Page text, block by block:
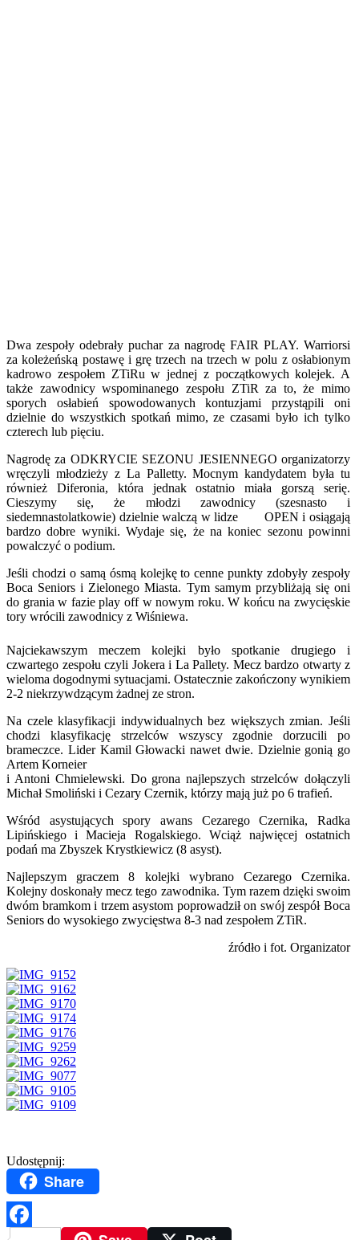
Dwa zespoły odebrały puchar za nagrodę FAIR PLAY. Warriorsi
za koleżeńską postawę i grę trzech na trzech w polu z osłabionym
kadrowo zespołem ZTiRu w jednej z początkowych kolejek. A
także zawodnicy wspominanego zespołu ZTiR za to, że mimo
sporych osłabień spowodowanych kontuzjami przystąpili oni
dzielnie do wszystkich spotkań mimo, ze czasami było ich tylko
czterech lub pięciu.
Nagrodę za ODKRYCIE SEZONU JESIENNEGO organizatorzy
wręczyli młodzieży z La Palletty. Mocnym kandydatem była tu
również Diferonia, która jednak ostatnio miała gorszą serię.
Cieszymy się, że młodzi zawodnicy (szesnasto i
siedemnastolatkowie) dzielnie walczą w lidze OPEN i osiągają
bardzo dobre wyniki. Wydaje się, że na koniec sezonu powinni
powalczyć o podium.
Jeśli chodzi o samą ósmą kolejkę to cenne punkty zdobyły zespoły
Boca Seniors i Zielonego Miasta. Tym samym przybliżają się oni
do grania w fazie play off w nowym roku. W końcu na zwycięskie
tory wrócili zawodnicy z Wiśniewa.
Najciekawszym meczem kolejki było spotkanie drugiego i
czwartego zespołu czyli Jokera i La Pallety. Mecz bardzo otwarty z
wieloma dogodnymi sytuacjami. Ostatecznie zakończony wynikiem
2-2 niekrzywdzącym żadnej ze stron.
Na czele klasyfikacji indywidualnych bez większych zmian. Jeśli
chodzi klasyfikację strzelców wszyscy zgodnie dorzucili po
brameczce. Lider Kamil Głowacki nawet dwie. Dzielnie gonią go
Artem Korneier
i Antoni Chmielewski. Do grona najlepszych strzelców dołączyli
Michał Smoliński i Cezary Czernik, którzy mają już po 6 trafień.
Wśród asystujących spory awans Cezarego Czernika, Radka
Lipińskiego i Macieja Rogalskiego. Wciąż najwięcej ostatnich
podań ma Zbyszek Krystkiewicz (8 asyst).
Najlepszym graczem 8 kolejki wybrano Cezarego Czernika.
Kolejny doskonały mecz tego zawodnika. Tym razem dzięki swoim
dwóm bramkom i trzem asystom poprowadził on swój zespół Boca
Seniors do wysokiego zwycięstwa 8-3 nad zespołem ZTiR.
źródło i fot. Organizator
Udostępnij:
Share